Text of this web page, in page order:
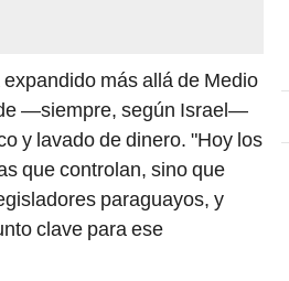
más allá de Medio
—siempre, según Israel—
y lavado de dinero. "Hoy los
que controlan, sino que
paraguayos, y
clave para ese